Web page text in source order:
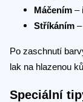
Máčením –
Stříkáním
Po zaschnutí
lak na hlazenou
Speciální